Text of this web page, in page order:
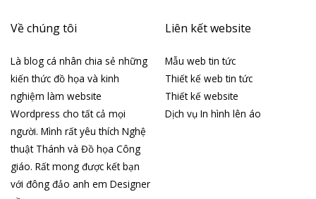
Về chúng tôi
Là blog cá nhân chia sẻ những
kiến thức đồ họa và kinh
nghiệm làm website
Wordpress cho tất cả mọi
người. Mình rất yêu thích Nghệ
thuật Thánh và Đồ họa Công
giáo. Rất mong được kết bạn
với đông đảo anh em Designer
Liên kết website
Mẫu web tin tức
Thiết kế web tin tức
Thiết kế website
Dịch vụ In hình lên áo